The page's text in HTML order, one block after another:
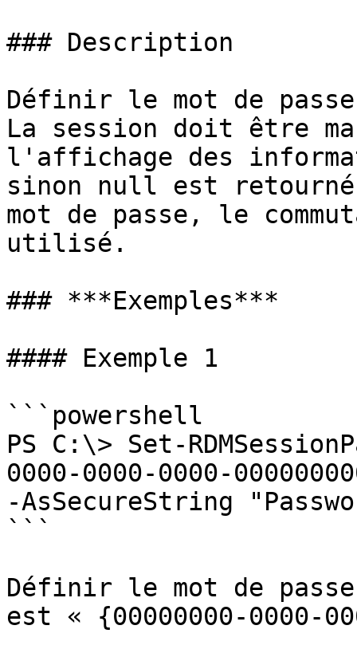
### Description
Définir le mot de
La session doit être
l'affichage des
sinon null est
mot de passe, le
utilisé.
### ***Exemples***
#### Exemple 1
```powershell
PS C:\> Set-
0000-0000-0000-
-AsSecureString
```
Définir le mot de
est « {00000000-0000-